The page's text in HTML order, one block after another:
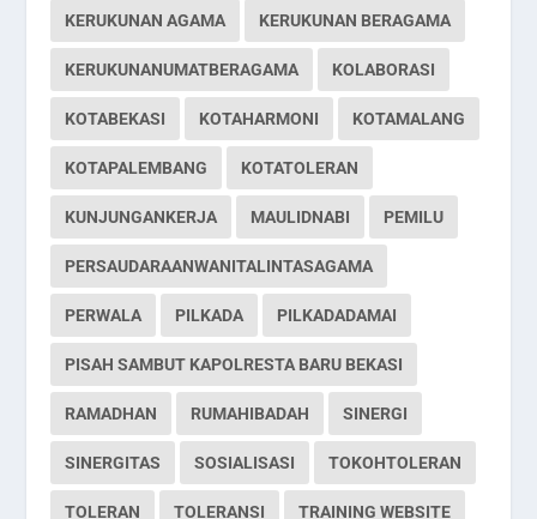
KERUKUNAN AGAMA KERUKUNAN BERAGAMA
KERUKUNANUMATBERAGAMA KOLABORASI
KOTABEKASI KOTAHARMONI KOTAMALANG
KOTAPALEMBANG KOTATOLERAN
KUNJUNGANKERJA MAULIDNABI PEMILU
PERSAUDARAANWANITALINTASAGAMA
PERWALA PILKADA PILKADADAMAI
PISAH SAMBUT KAPOLRESTA BARU BEKASI
RAMADHAN RUMAHIBADAH SINERGI
SINERGITAS SOSIALISASI TOKOHTOLERAN
TOLERAN TOLERANSI TRAINING WEBSITE